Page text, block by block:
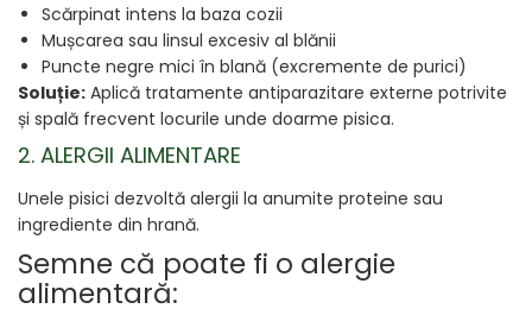
Scărpinat intens la baza cozii
Mușcarea sau linsul excesiv al blănii
Puncte negre mici în blană (excremente de purici)
Soluție: Aplică tratamente antiparazitare externe potrivite
și spală frecvent locurile unde doarme pisica.
2. ALERGII ALIMENTARE
Unele pisici dezvoltă alergii la anumite proteine sau
ingrediente din hrană.
Semne că poate fi o alergie
alimentară: